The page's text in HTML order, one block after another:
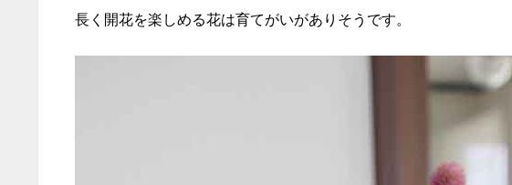
長く開花を楽しめる花は育てがいがありそうです。